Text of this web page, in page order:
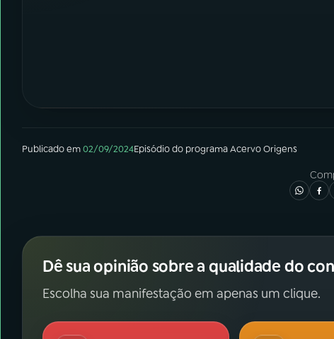
Publicado em02/09/2024Episódiodo programaAcervo Origens
Dê sua opinião sobre a qualidade do
Escolha sua manifestação em apenas um clique.